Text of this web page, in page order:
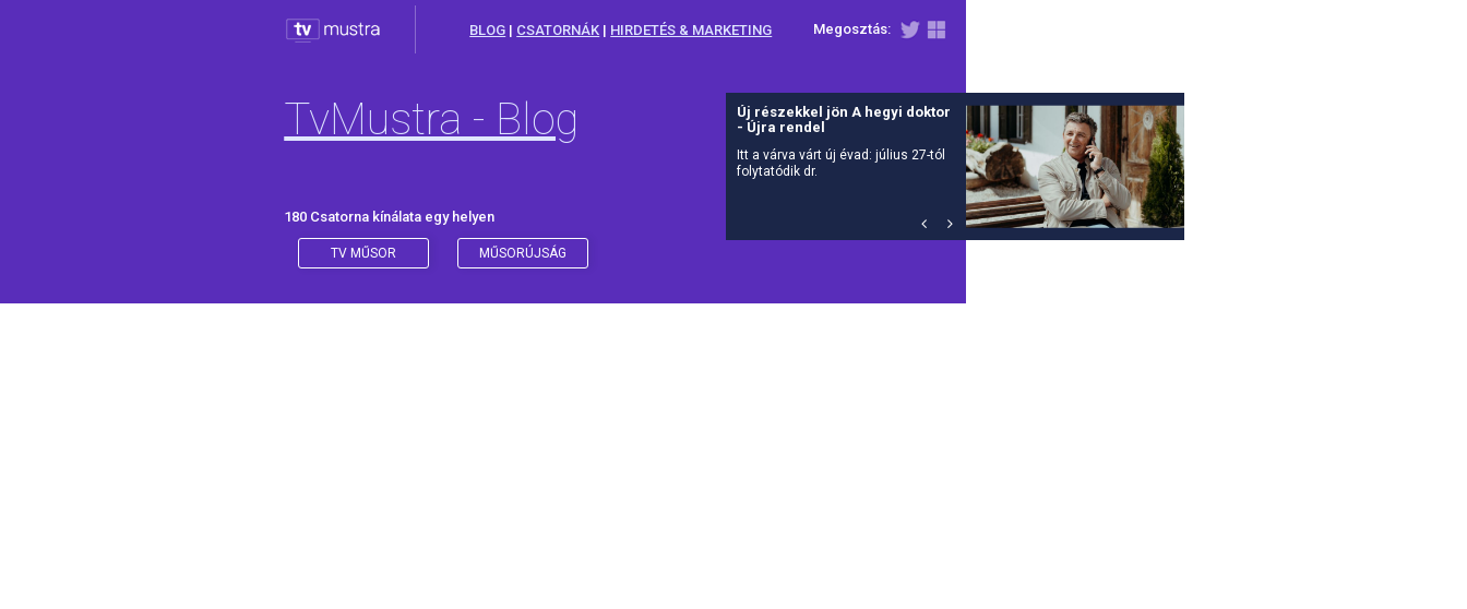
Megosztás:
BLOG | CSATORNÁK | HIRDETÉS & MARKETING
TvMustra - Blog
180 Csatorna kínálata egy helyen
TV MŰSOR MŰSORÚJSÁG
Új részekkel jön A hegyi doktor
- Újra rendel
Itt a várva várt új évad: július 27-tól
folytatódik dr.